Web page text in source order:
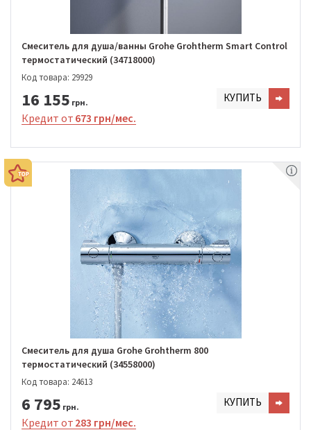
Смеситель для душа/ванны Grohe Grohtherm Smart Control
термостатический (34718000)
Код товара: 29929
16 155 грн. КУПИТЬ
Кредит от 673 грн/мес.
Смеситель для душа Grohe Grohtherm 800
термостатический (34558000)
Код товара: 24613
6 795 грн. КУПИТЬ
Кредит от 283 грн/мес.